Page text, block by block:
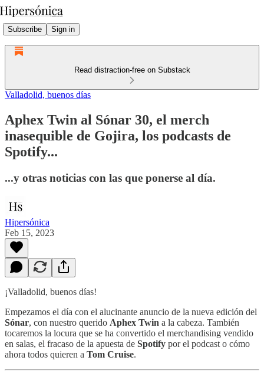
Subscribe Sign in
Read distraction-free on Substack
Valladolid, buenos días
Aphex Twin al Sónar 30, el merch
inasequible de Gojira, los podcasts de
Spotify...
...y otras noticias con las que ponerse al día.
Hipersónica
Feb 15, 2023
¡Valladolid, buenos días!
Empezamos el día con el alucinante anuncio de la nueva edición del
Sónar, con nuestro querido Aphex Twin a la cabeza. También
tocaremos la locura que se ha convertido el merchandising vendido
en salas, el fracaso de la apuesta de Spotify por el podcast o cómo
ahora todos quieren a Tom Cruise.